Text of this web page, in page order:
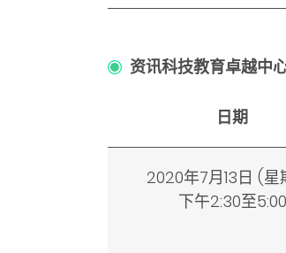
资讯科技教育卓越中
日期
2020年7月13日 (星
下午2:30至5:00